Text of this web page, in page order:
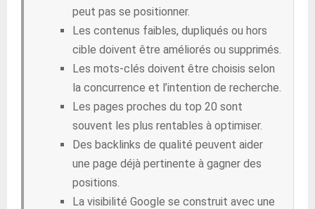
peut pas se positionner.
Les contenus faibles, dupliqués ou hors
cible doivent être améliorés ou supprimés.
Les mots-clés doivent être choisis selon
la concurrence et l’intention de recherche.
Les pages proches du top 20 sont
souvent les plus rentables à optimiser.
Des backlinks de qualité peuvent aider
une page déjà pertinente à gagner des
positions.
La visibilité Google se construit avec une